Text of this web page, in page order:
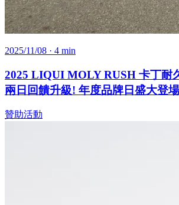
2025/11/08 · 4 min
2025 LIQUI MOLY RUSH 卡丁耐
兩日回饋升級! 年度品牌日盛大登
贊助活動